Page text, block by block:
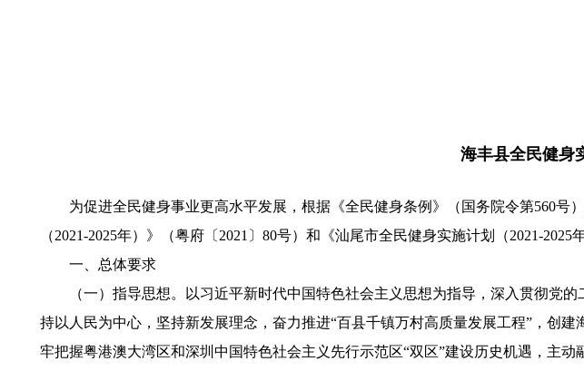
海丰县全民健身
为促进全民健身事业更高水平发展，根据《全民健身条例》（国务院令第560号）
（2021-2025年）》（粤府〔2021〕80号）和《汕尾市全民健身实施计划（2021-
一、总体要求
（一）指导思想。以习近平新时代中国特色社会主义思想为指导，深入贯彻党的
持以人民为中心，坚持新发展理念，奋力推进“百县千镇万村高质量发展工程”，创
牢把握粤港澳大湾区和深圳中国特色社会主义先行示范区“双区”建设历史机遇，主